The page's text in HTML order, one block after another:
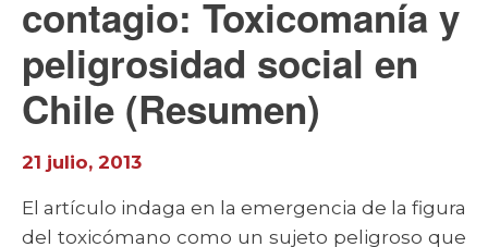
contagio: Toxicomanía y
peligrosidad social en
Chile (Resumen)
21 julio, 2013
El artículo indaga en la emergencia de la figura
del toxicómano como un sujeto peligroso que